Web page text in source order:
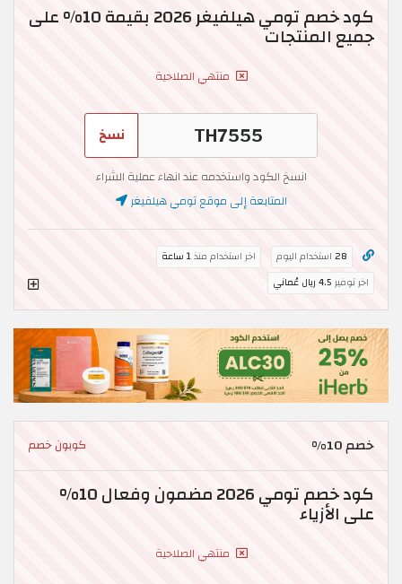
كود خصم تومي هيلفيغر 2026 بقيمة 10% على
جميع المنتجات
منتهي الصلاحية
نسخ
انسخ الكود واستخدمه عند انهاء عملية الشراء
المتابعة إلى موقع تومي هيلفيغر
28 استخدام اليوم اخر استخدام منذ1 ساعة
اخر توفير 4.5 ريال عُماني
خصم 10% كوبون خصم
كود خصم تومي 2026 مضمون وفعال 10%
على الأزياء
منتهي الصلاحية